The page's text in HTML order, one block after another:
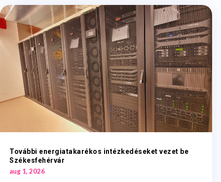
További energiatakarékos intézkedéseket vezet be
Székesfehérvár
aug 1, 2026